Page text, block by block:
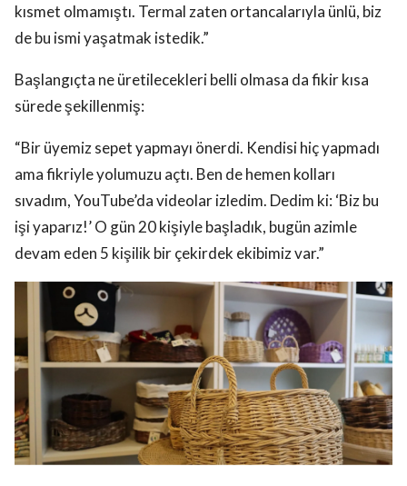
kısmet olmamıştı. Termal zaten ortancalarıyla ünlü, biz
de bu ismi yaşatmak istedik.”
Başlangıçta ne üretilecekleri belli olmasa da fikir kısa
sürede şekillenmiş:
“Bir üyemiz sepet yapmayı önerdi. Kendisi hiç yapmadı
ama fikriyle yolumuzu açtı. Ben de hemen kolları
sıvadım, YouTube’da videolar izledim. Dedim ki: ‘Biz bu
işi yaparız!’ O gün 20 kişiyle başladık, bugün azimle
devam eden 5 kişilik bir çekirdek ekibimiz var.”